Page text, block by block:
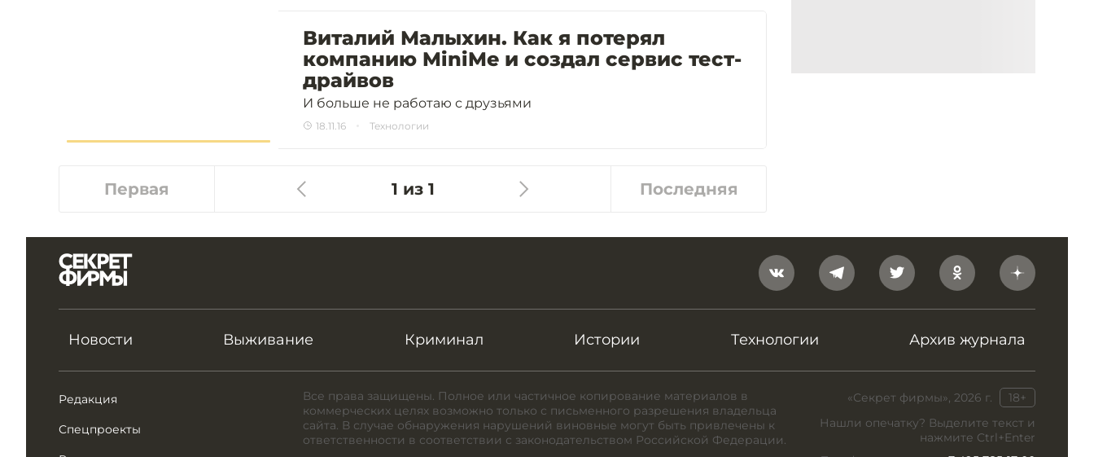
Виталий Малыхин. Как я потерял
компанию MiniMe и создал сервис тест-
драйвов
И больше не работаю с друзьями
18.11.16 Технологии
Первая 1 из 1 Последняя
Новости Выживание Криминал Истории Технологии Архив журнала
Редакция
Спецпроекты
«Секрет фирмы», 2026 г.
18+
Нашли опечатку? Выделите текст и
нажмите Ctrl+Enter
Все права защищены. Полное или частичное копирование материалов в
коммерческих целях возможно только с письменного разрешения владельца
сайта. В случае обнаружения нарушений виновные могут быть привлечены к
ответственности в соответствии с законодательством Российской Федерации.